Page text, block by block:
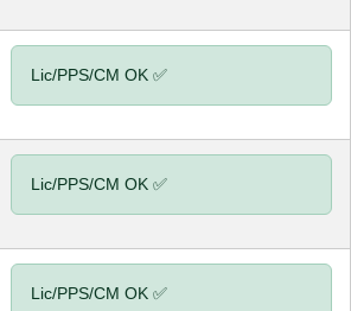
Lic/PPS/CM OK ✅
Lic/PPS/CM OK ✅
Lic/PPS/CM OK ✅